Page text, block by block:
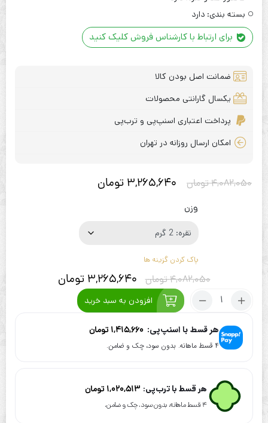
بسته بندی: دارد
برای ارتباط با کارشناس فروش کلیک کنید
ضمانت اصل بودن کالا
یکسال گارانتی محصولات
پرداخت اعتباری اسنپ‌پی و ترب‌پی
امکان ارسال روزانه در تهران
4,082,050تومان 3,265,640 تومان
وزن
پاک کردن گزینه ها
4,082,050تومان 3,265,640 تومان
افزودن به سبد خرید
هر قسط با اسنپ‌پی: 1,415,660 تومان
۴ قسط ماهانه. بدون سود، چک و ضامن.
هر قسط با ترب‌پی: 1,020,513 تومان
۴ قسط ماهانه. بدون سود، چک و ضامن.